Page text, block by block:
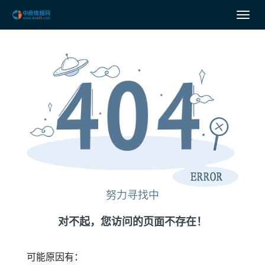
努力寻找中
对不起，您访问的页面不存在！
可能原因有：